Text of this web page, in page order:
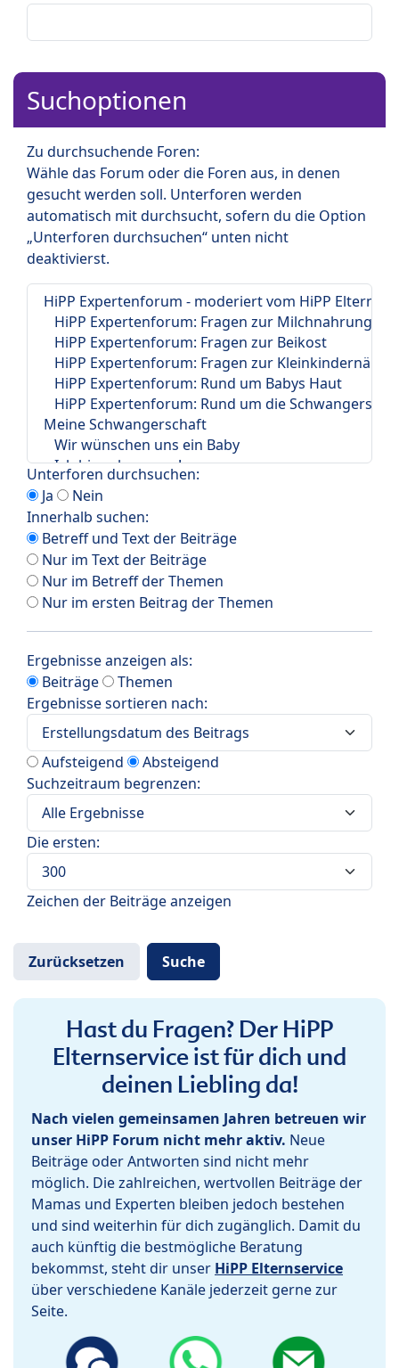
Suchoptionen
Zu durchsuchende Foren:
Wähle das Forum oder die Foren aus, in denen
gesucht werden soll. Unterforen werden
automatisch mit durchsucht, sofern du die Option
„Unterforen durchsuchen“ unten nicht
deaktivierst.
Unterforen durchsuchen:
Ja
Nein
Innerhalb suchen:
Betreff und Text der Beiträge
Nur im Text der Beiträge
Nur im Betreff der Themen
Nur im ersten Beitrag der Themen
Ergebnisse anzeigen als:
Beiträge
Themen
Ergebnisse sortieren nach:
Aufsteigend
Absteigend
Suchzeitraum begrenzen:
Die ersten:
Zeichen der Beiträge anzeigen
Hast du Fragen? Der HiPP
Elternservice ist für dich und
deinen Liebling da!
Nach vielen gemeinsamen Jahren betreuen wir
unser HiPP Forum nicht mehr aktiv. Neue
Beiträge oder Antworten sind nicht mehr
möglich. Die zahlreichen, wertvollen Beiträge der
Mamas und Experten bleiben jedoch bestehen
und sind weiterhin für dich zugänglich. Damit du
auch künftig die bestmögliche Beratung
bekommst, steht dir unser HiPP Elternservice
über verschiedene Kanäle jederzeit gerne zur
Seite.